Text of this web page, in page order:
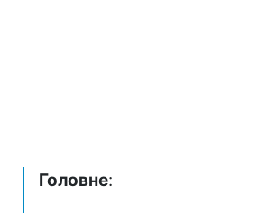
Головне: